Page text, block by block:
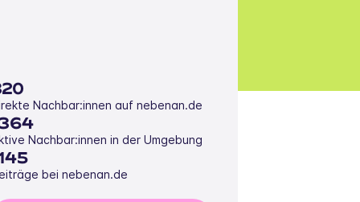
Nachbar:innen auf nebenan.de
Nachbar:innen in der Umgebung
bei nebenan.de